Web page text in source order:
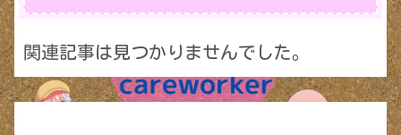
関連記事は見つかりませんでした。